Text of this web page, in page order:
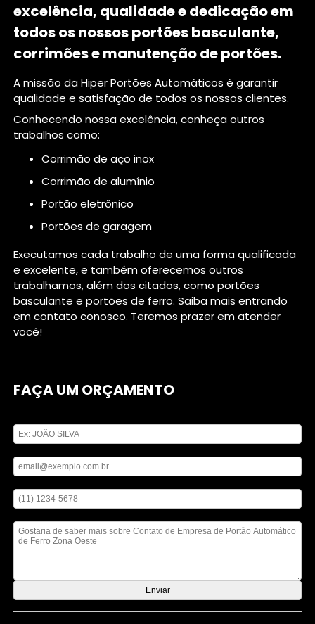
excelência, qualidade e dedicação em
todos os nossos portões basculante,
corrimões e manutenção de portões.
A missão da Hiper Portões Automáticos é garantir
qualidade e satisfação de todos os nossos clientes.
Conhecendo nossa excelência, conheça outros
trabalhos como:
corrimão de aço inox
corrimão de alumínio
portão eletrônico
portões de garagem
Executamos cada trabalho de uma forma qualificada
e excelente, e também oferecemos outros
trabalhamos, além dos citados, como portões
basculante e portões de ferro. Saiba mais entrando
em contato conosco. Teremos prazer em atender
você!
FAÇA UM ORÇAMENTO